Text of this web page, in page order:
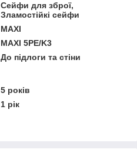
Сейфи для зброї,
Зламостійкі сейфи
MAXI
MAXI 5PE/K3
До підлоги та стіни
5 років
1 рік